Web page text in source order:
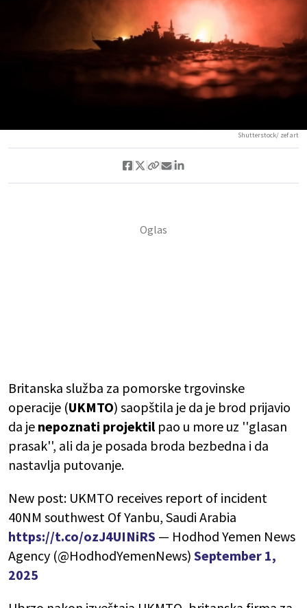
Shutterstock/ zef art
Britanska služba za pomorske trgovinske
operacije (UKMTO) saopštila je da je brod prijavio
da je nepoznati projektil pao u more uz ''glasan
prasak'', ali da je posada broda bezbedna i da
nastavlja putovanje.
New post: UKMTO receives report of incident
40NM southwest Of Yanbu, Saudi Arabia
https://t.co/ozJ4UINiRS — Hodhod Yemen News
Agency (@HodhodYemenNews) September 1,
2025